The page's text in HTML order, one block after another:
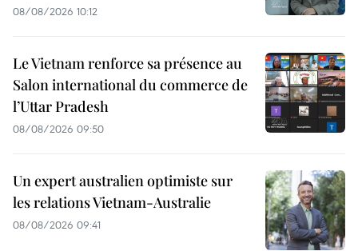
08/08/2026 10:12
Le Vietnam renforce sa présence au
Salon international du commerce de
l’Uttar Pradesh
08/08/2026 09:50
Un expert australien optimiste sur
les relations Vietnam-Australie
08/08/2026 09:41